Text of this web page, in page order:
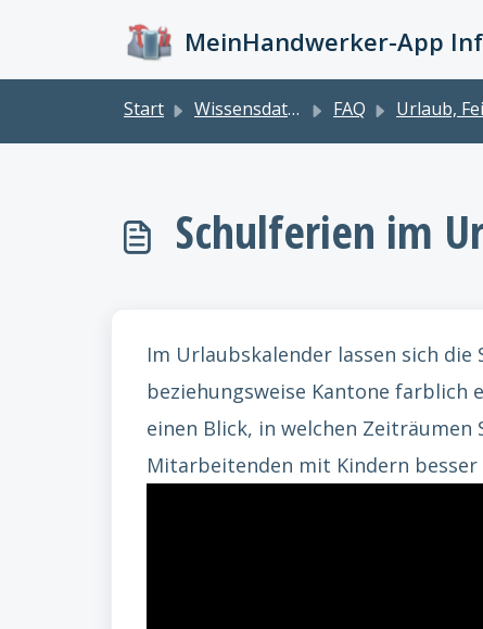
MeinHandwerker-App
Start Wissensdatenbank FAQ Urlaub, Feiertage
Schulferien im
Im Urlaubskalender lassen sich
beziehungsweise Kantone farblich
einen Blick, in welchen
Mitarbeitenden mit Kindern besser